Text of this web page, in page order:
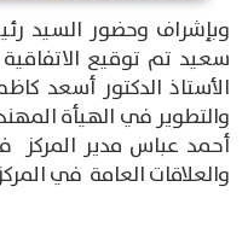
وبإشراف وحضور السيد
سعيد تم توقيع
الأستاذ الدكتور أسعد
والتطوير في الهيأة
أحمد عباس مدير المركز
والعلاقات العامة في